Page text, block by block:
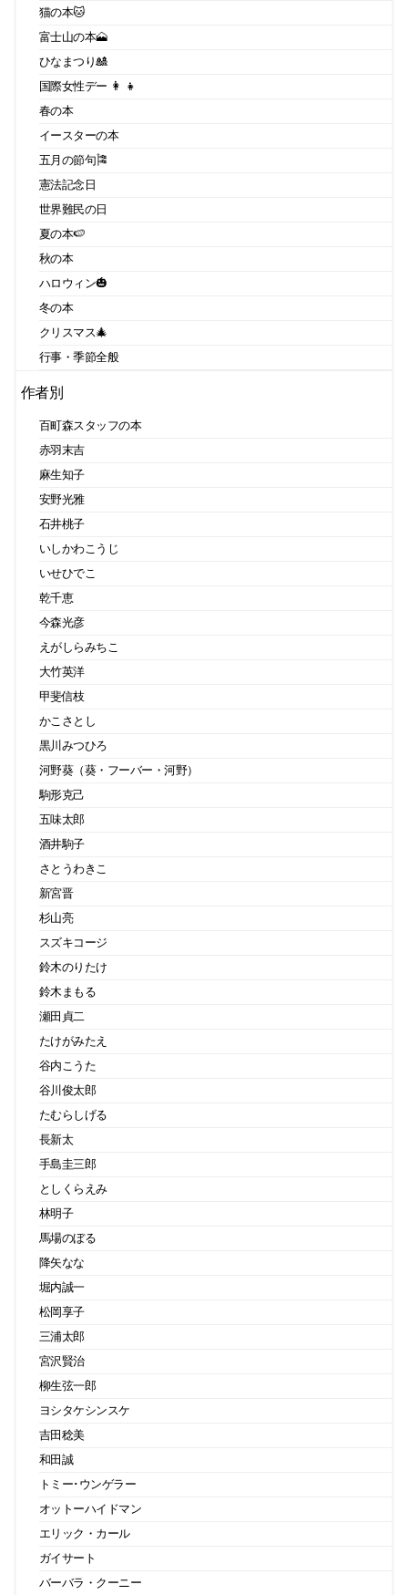
猫の本🐱
富士山の本🗻
ひなまつり🎎
国際女性デー 👩 👧
春の本
イースターの本
五月の節句🎏
憲法記念日
世界難民の日
夏の本🍉
秋の本
ハロウィン🎃
冬の本
クリスマス🎄
行事・季節全般
作者別
百町森スタッフの本
赤羽末吉
麻生知子
安野光雅
石井桃子
いしかわこうじ
いせひでこ
乾千恵
今森光彦
えがしらみちこ
大竹英洋
甲斐信枝
かこさとし
黒川みつひろ
河野葵（葵・フーバー・河野）
駒形克己
五味太郎
酒井駒子
さとうわきこ
新宮晋
杉山亮
スズキコージ
鈴木のりたけ
鈴木まもる
瀬田貞二
たけがみたえ
谷内こうた
谷川俊太郎
たむらしげる
長新太
手島圭三郎
としくらえみ
林明子
馬場のぼる
降矢なな
堀内誠一
松岡享子
三浦太郎
宮沢賢治
柳生弦一郎
ヨシタケシンスケ
吉田稔美
和田誠
トミー･ウンゲラー
オットーハイドマン
エリック・カール
ガイサート
バーバラ・クーニー